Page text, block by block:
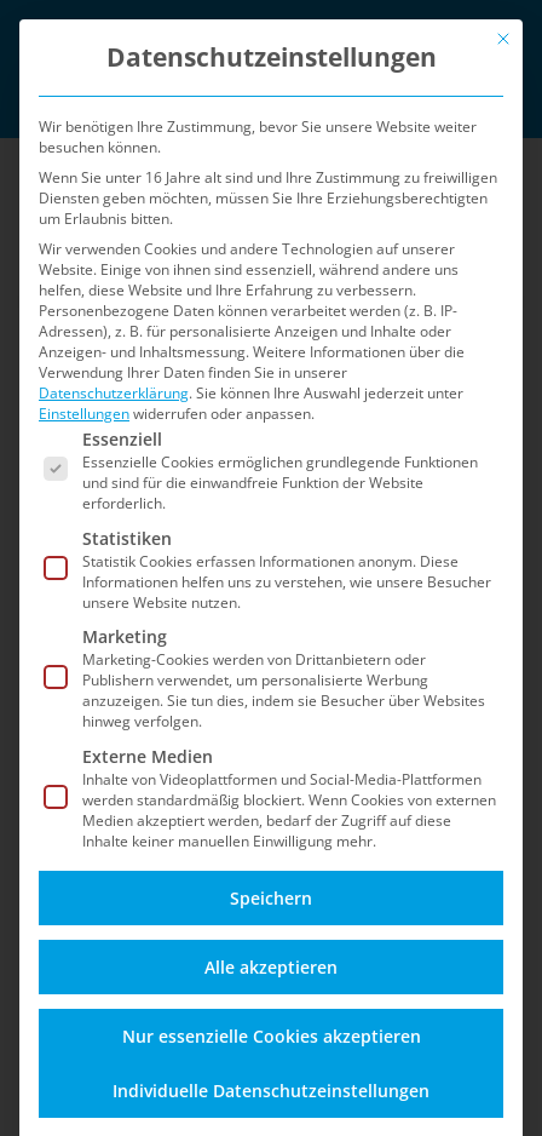
Zum
Login
Menü
Home»Sicherheits-Blog »Seite 2
Sicherheits-Blog
Sicherheit, Updates, dem Betrieb nach dem EOL
und Best Practices für einen stabilen Shopware-
Alles zu Funktionen,
Einsatzmöglichkeiten
für einen sicheren
Shop-Betrieb durch
safefive.
Schützen Sie Ihren
Shop vor Angriffen,
Datenverlust und
rechtlichen Risiken –
mit klaren
Maßnahmen und Best
Mit
Datenschutzeinstellungen
Wir benötigen Ihre Zustimmung, bevor Sie unsere Website weiter
besuchen können.
Wenn Sie unter 16 Jahre alt sind und Ihre Zustimmung zu freiwilligen
Diensten geben möchten, müssen Sie Ihre Erziehungsberechtigten
um Erlaubnis bitten.
Wir verwenden Cookies und andere Technologien auf unserer
Website. Einige von ihnen sind essenziell, während andere uns
helfen, diese Website und Ihre Erfahrung zu verbessern.
Personenbezogene Daten können verarbeitet werden (z. B. IP-
Adressen), z. B. für personalisierte Anzeigen und Inhalte oder
Anzeigen- und Inhaltsmessung.Weitere Informationen über die
Verwendung Ihrer Daten finden Sie in unserer
Datenschutzerklärung.Sie können Ihre Auswahl jederzeit unter
Einstellungenwiderrufen oder anpassen.
Es folgt eine Liste der Service-Gruppen, für die
Essenziell
Essenzielle Cookies ermöglichen grundlegende Funktionen
und sind für die einwandfreie Funktion der Website
erforderlich.
Statistiken
Statistik Cookies erfassen Informationen anonym. Diese
Informationen helfen uns zu verstehen, wie unsere Besucher
unsere Website nutzen.
Marketing
Marketing-Cookies werden von Drittanbietern oder
Publishern verwendet, um personalisierte Werbung
anzuzeigen. Sie tun dies, indem sie Besucher über Websites
hinweg verfolgen.
Externe Medien
Inhalte von Videoplattformen und Social-Media-Plattformen
werden standardmäßig blockiert. Wenn Cookies von externen
Medien akzeptiert werden, bedarf der Zugriff auf diese
Inhalte keiner manuellen Einwilligung mehr.
Speichern
Alle akzeptieren
Nur essenzielle Cookies akzeptieren
Individuelle Datenschutzeinstellungen